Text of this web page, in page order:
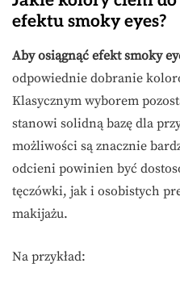
efektu smoky eyes?
Aby osiągnąć efekt smoky
odpowiednie dobranie
Klasycznym wyborem
stanowi solidną bazę dla
możliwości są znacznie
odcieni powinien być
tęczówki, jak i osobistych
makijażu.
Na przykład: